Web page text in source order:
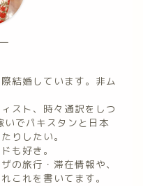
結婚しています。非ム
スト、時々通訳をしつ
でパキスタンと日本
りしたい。
も好き。
の旅行・滞在情報や、
これを書いてます。